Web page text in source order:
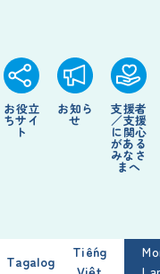
お役立
ちサイ
ト
お知ら
せ
支援者
／支援
に関心
がある
みなさ
まへ
Tagalog
Tiếng